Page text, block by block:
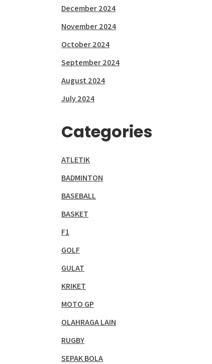
December 2024
November 2024
October 2024
September 2024
August 2024
July 2024
Categories
ATLETIK
BADMINTON
BASEBALL
BASKET
F1
GOLF
GULAT
KRIKET
MOTO GP
OLAHRAGA LAIN
RUGBY
SEPAK BOLA